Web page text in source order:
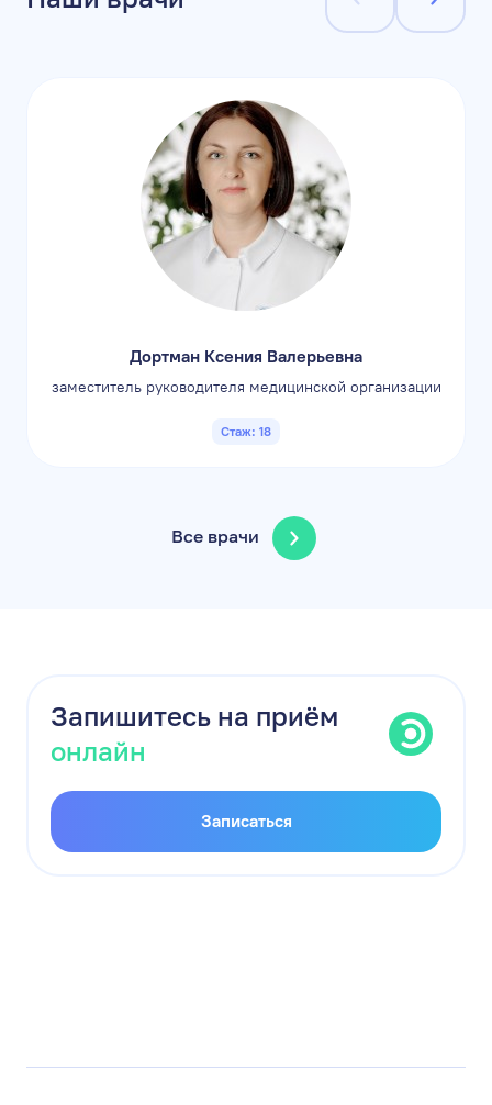
Дортман Ксения Валерьевна
заместитель руководителя медицинской организации
Стаж: 18
Все врачи
Запишитесь на приём
онлайн
Записаться